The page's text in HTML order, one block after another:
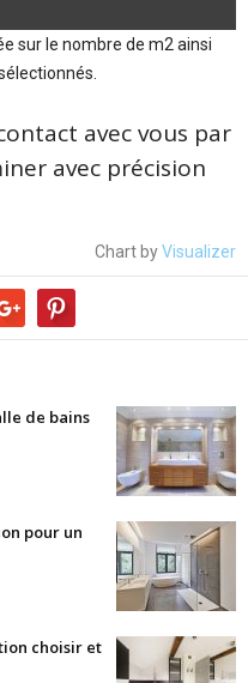
sur le nombre de m2 ainsi
avec vous par
avec précision
Chart byVisualizer
de bains
pour un
choisir et